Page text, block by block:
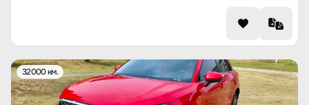
32000 км.